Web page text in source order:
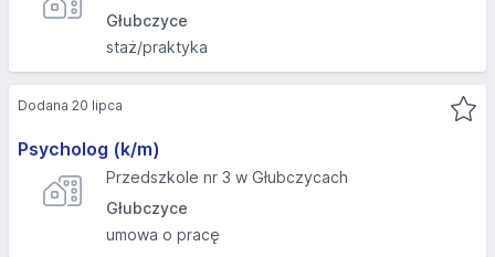
Głubczyce
staż/praktyka
Psycholog (k/m)
Przedszkole nr 3 w Głubczycach
Głubczyce
umowa o pracę
Dodana 20 lipca